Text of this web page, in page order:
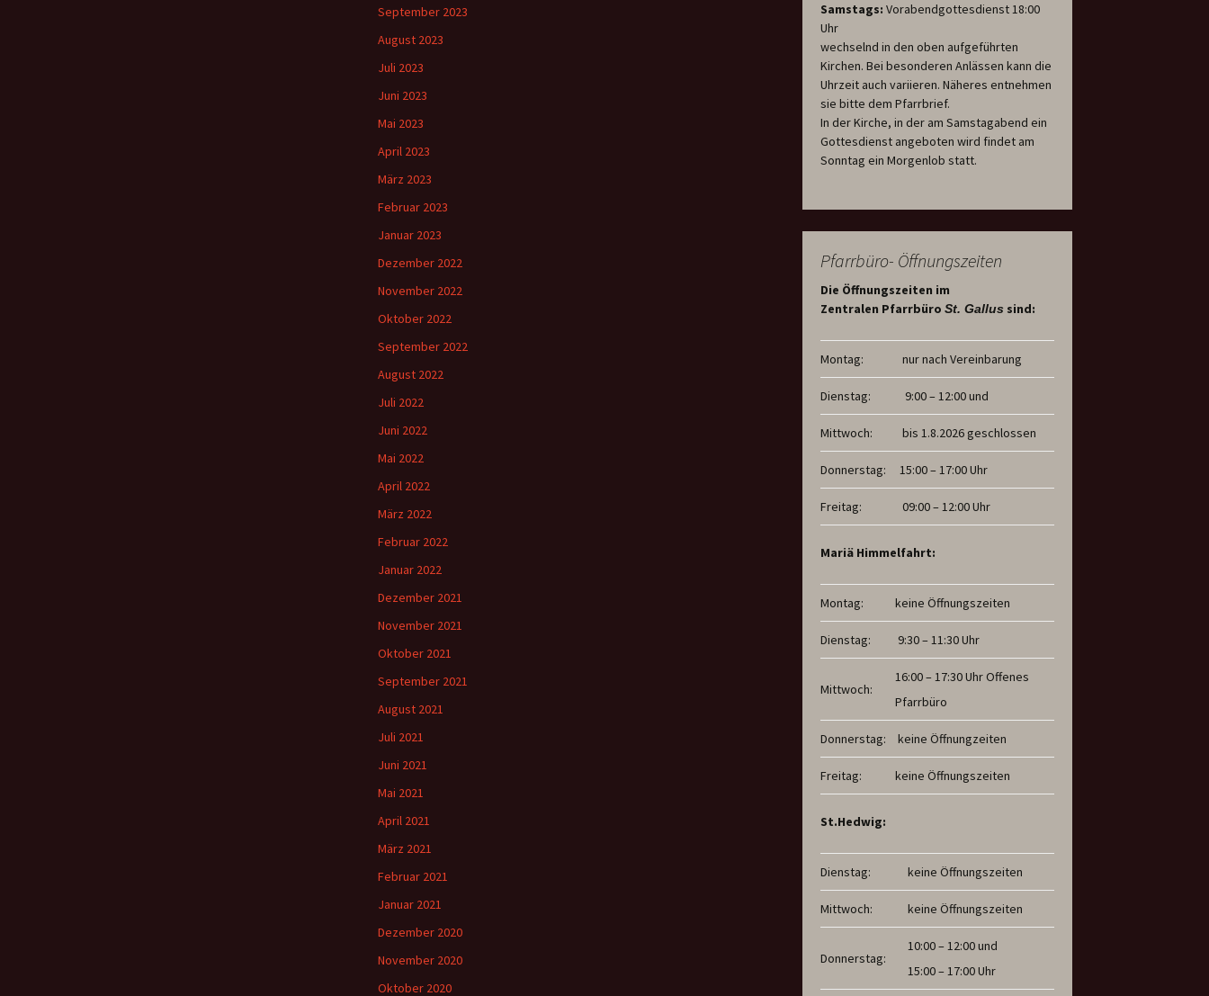
Samstags: Vorabendgottesdienst 18:00
Uhr
wechselnd in den oben aufgeführten
Kirchen. Bei besonderen Anlässen kann die
Uhrzeit auch variieren. Näheres entnehmen
sie bitte dem Pfarrbrief.
In der Kirche, in der am Samstagabend ein
Gottesdienst angeboten wird findet am
Sonntag ein Morgenlob statt.
Pfarrbüro- Öffnungszeiten
Die Öffnungszeiten im
Zentralen Pfarrbüro St. Gallus sind:
Montag: nur nach Vereinbarung
Dienstag: 9:00 – 12:00 und
Mittwoch: bis 1.8.2026 geschlossen
Donnerstag: 15:00 – 17:00 Uhr
Freitag: 09:00 – 12:00 Uhr
Mariä Himmelfahrt:
Montag: keine Öffnungszeiten
Dienstag: 9:30 – 11:30 Uhr
Mittwoch:
16:00 – 17:30 Uhr Offenes
Pfarrbüro
Donnerstag: keine Öffnungzeiten
Freitag: keine Öffnungszeiten
St.Hedwig:
Dienstag: keine Öffnungszeiten
Mittwoch: keine Öffnungszeiten
Donnerstag:
10:00 – 12:00 und
15:00 – 17:00 Uhr
September 2023
August 2023
Juli 2023
Juni 2023
Mai 2023
April 2023
März 2023
Februar 2023
Januar 2023
Dezember 2022
November 2022
Oktober 2022
September 2022
August 2022
Juli 2022
Juni 2022
Mai 2022
April 2022
März 2022
Februar 2022
Januar 2022
Dezember 2021
November 2021
Oktober 2021
September 2021
August 2021
Juli 2021
Juni 2021
Mai 2021
April 2021
März 2021
Februar 2021
Januar 2021
Dezember 2020
November 2020
Oktober 2020